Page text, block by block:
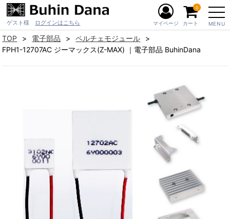
ゲスト様 ログインはこちら MENU
マイページ カート
0
TOP 電子部品
ペルチェモジュール
FPH1-12707AC ジーマックス(Z-MAX) ｜電子部品 BuhinDana